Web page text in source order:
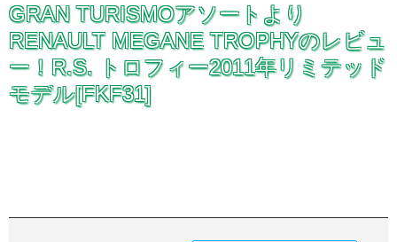
GRAN TURISMOアソートより
RENAULT MEGANE TROPHYのレビュ
ー！R.S. トロフィー2011年リミテッド
モデル[FKF31]